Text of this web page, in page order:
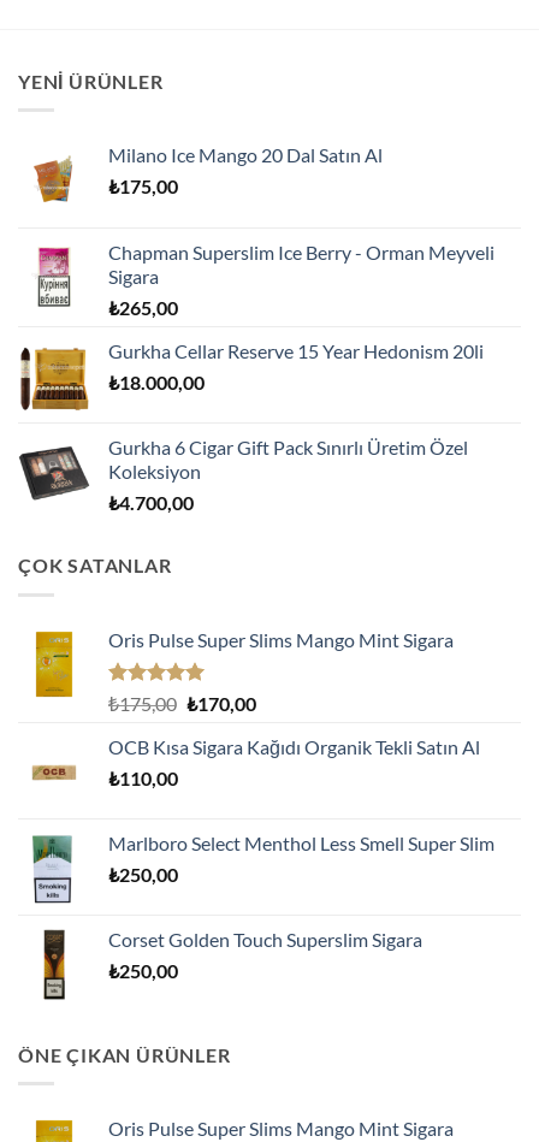
YENI ÜRÜNLER
Milano Ice Mango 20 Dal Satın Al
₺175,00
Chapman Superslim Ice Berry - Orman Meyveli
Sigara
₺265,00
Gurkha Cellar Reserve 15 Year Hedonism 20li
₺18.000,00
Gurkha 6 Cigar Gift Pack Sınırlı Üretim Özel
Koleksiyon
₺4.700,00
ÇOK SATANLAR
Oris Pulse Super Slims Mango Mint Sigara
5 üzerinden
oy
aldı
₺175,00 Orijinal
₺175,00.
₺170,00Şu
fiyat:
OCB Kısa Sigara Kağıdı Organik Tekli Satın Al
₺110,00
Marlboro Select Menthol Less Smell Super Slim
₺250,00
Corset Golden Touch Superslim Sigara
₺250,00
ÖNE ÇIKAN ÜRÜNLER
Oris Pulse Super Slims Mango Mint Sigara